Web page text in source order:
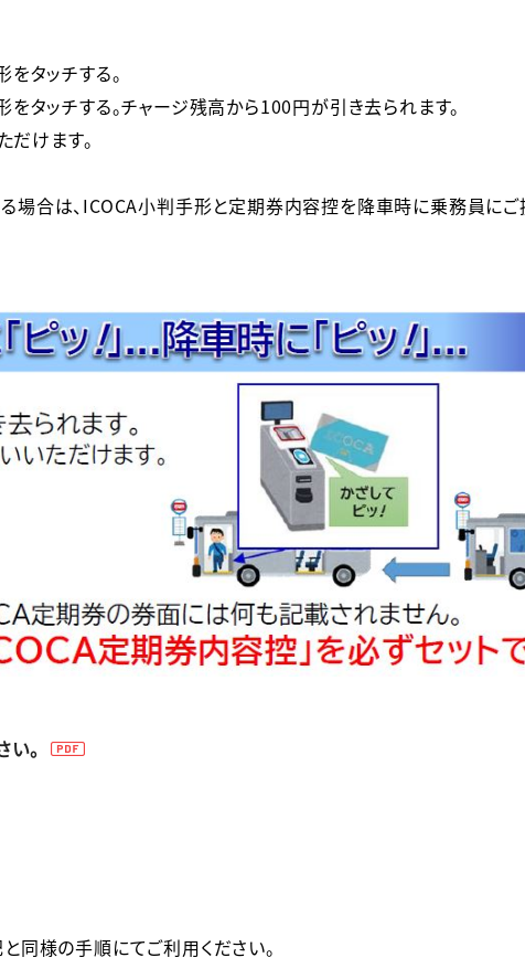
タッチする。
ッチする。チャージ残高から100円が引き去られます。
けます。
場合は、ICOCA小判手形と定期券内容控を降車時に乗務員に
。
同様の手順にてご利用ください。